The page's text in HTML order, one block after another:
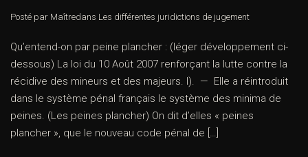
Posté par Maîtredans Les différentes juridictions de jugement
Qu’entend-on par peine plancher : (léger développement ci-
dessous) La loi du 10 Août 2007 renforçant la lutte contre la
récidive des mineurs et des majeurs. I). — Elle a réintroduit
dans le système pénal français le système des minima de
peines. (Les peines plancher) On dit d’elles « peines
plancher », que le nouveau code pénal de […]